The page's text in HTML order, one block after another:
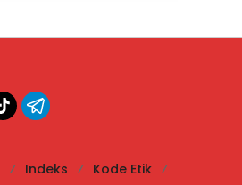
Indeks
Kode Etik